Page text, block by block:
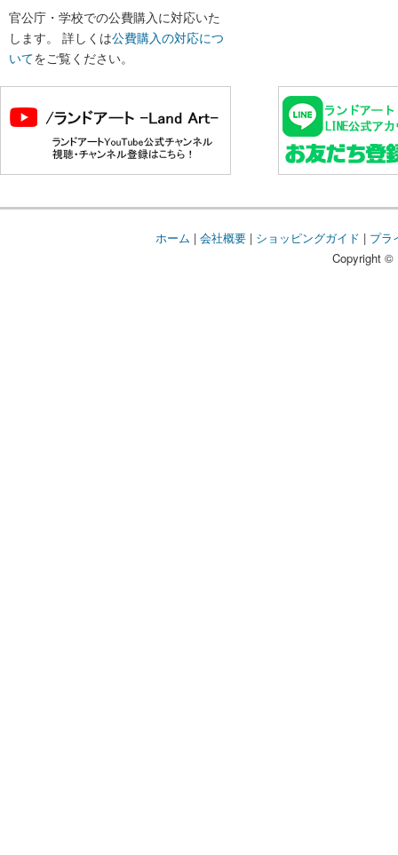
官公庁・学校での公費購入に対応いた
します。 詳しくは公費購入の対応につ
いてをご覧ください。
ホーム | 会社概要| ショッピングガイド | プラ
Copyright ©